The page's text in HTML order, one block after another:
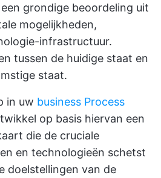
grondige beoordeling uit
mogelijkheden,
infrastructuur.
tussen de huidige staat en
staat.
in uw business Process
op basis hiervan een
die de cruciale
en technologieën schetst
doelstellingen van de